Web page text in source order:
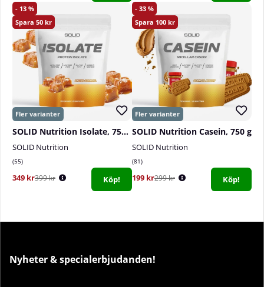
13
50
SOLID Nutrition Isolate, 750 g
SOLID Nutrition
55
349 kr399 kr Köp!
33
100
SOLID Nutrition Casein, 750 g
SOLID Nutrition
81
199 kr299 kr Köp!
Nyheter & specialerbjudanden!